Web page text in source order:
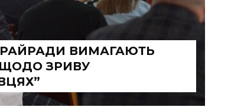
РАЙРАДИ ВИМАГАЮТЬ
ЗРИВУ